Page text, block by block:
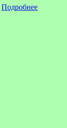
Подробнее